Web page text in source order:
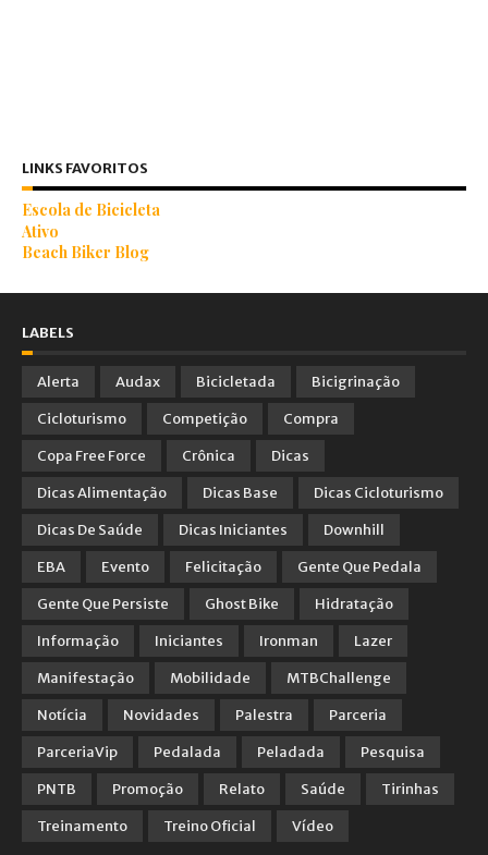
LINKS FAVORITOS
Escola de Bicicleta
Ativo
Beach Biker Blog
LABELS
Alerta Audax Bicicletada
Bicigrinação
Cicloturismo
Competição
Compra
Copa Free Force
Crônica
Dicas
Dicas Alimentação
Dicas Base
Dicas Cicloturismo
Dicas De Saúde
Dicas Iniciantes
Downhill
EBA
Evento Felicitação
Gente Que Pedala
Gente Que Persiste
Ghost Bike
Hidratação
Informação
Iniciantes Ironman
Lazer
Manifestação
Mobilidade
MTBChallenge
Notícia
Novidades Palestra
Parceria
ParceriaVip
Pedalada Peladada
Pesquisa
PNTB
Promoção Relato Saúde
Tirinhas
Treinamento
Treino Oficial Vídeo